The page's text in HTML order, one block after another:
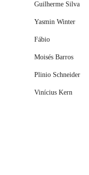
Guilherme Silva
Yasmin Winter
Fábio
Moisés Barros
Plinio Schneider
Vinícius Kern